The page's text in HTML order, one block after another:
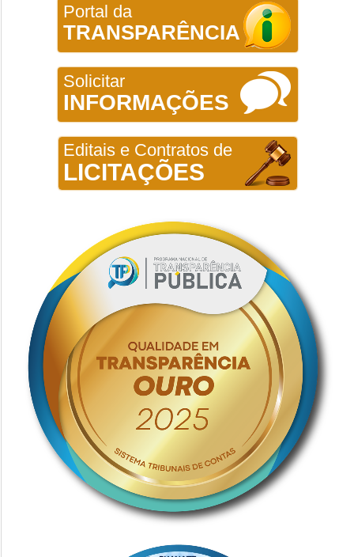
Portal da
TRANSPARÊNCIA
Solicitar
INFORMAÇÕES
Editais e Contratos de
LICITAÇÕES